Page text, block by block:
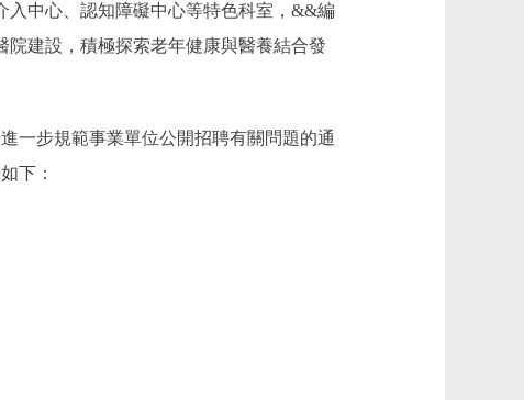
入中心、認知障礙中心等特色科室，&&編
建設，積極探索老年健康與醫養結合發
一步規範事業單位公開招聘有關問題的通
下：